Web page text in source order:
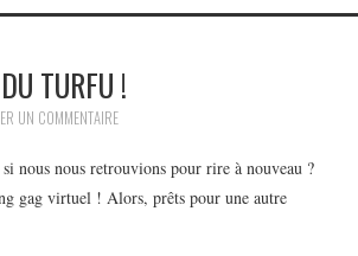
TURFU !
UN COMMENTAIRE
nous nous retrouvions pour rire à nouveau ?
gag virtuel ! Alors, prêts pour une autre